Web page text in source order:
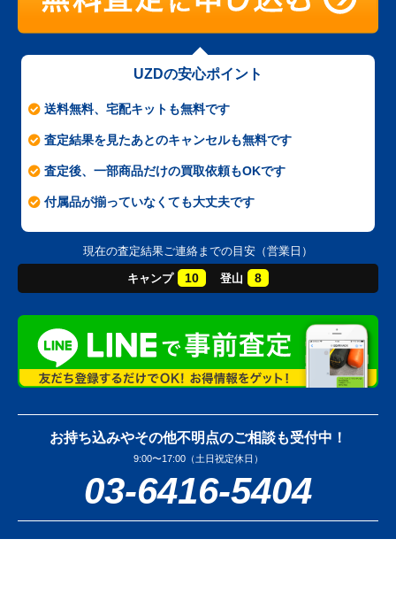
UZDの安心ポイント
送料無料、宅配キットも無料です
査定結果を見たあとのキャンセルも無料です
査定後、一部商品だけの買取依頼もOKです
付属品が揃っていなくても大丈夫です
現在の査定結果ご連絡までの目安（営業日）
キャンプ 10 登山 8
お持ち込みやその他不明点のご相談も受付中！
9:00〜17:00（土日祝定休日）
03-6416-5404